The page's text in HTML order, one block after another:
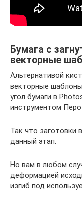
Бумага с
векторные
Альтернативой
векторные
угол бумаги в
инструментом Перо
Так что заготовки
данный этап.
Но вам в любом
деформацией
изгиб под